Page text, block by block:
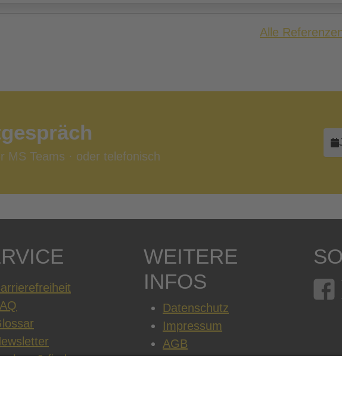
Alle
MS Teams · oder telefonisch
& finden
WEITERE
INFOS
Datenschutz
Impressum
AGB